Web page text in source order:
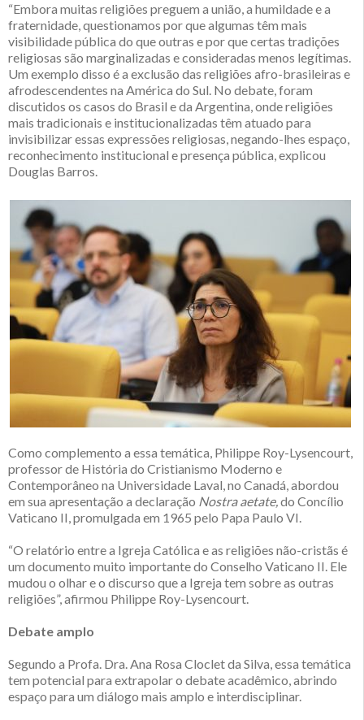
“Embora muitas religiões preguem a união, a humildade e a
fraternidade, questionamos por que algumas têm mais
visibilidade pública do que outras e por que certas tradições
religiosas são marginalizadas e consideradas menos legítimas.
Um exemplo disso é a exclusão das religiões afro-brasileiras e
afrodescendentes na América do Sul. No debate, foram
discutidos os casos do Brasil e da Argentina, onde religiões
mais tradicionais e institucionalizadas têm atuado para
invisibilizar essas expressões religiosas, negando-lhes espaço,
reconhecimento institucional e presença pública, explicou
Douglas Barros.
Como complemento a essa temática, Philippe Roy-Lysencourt,
professor de História do Cristianismo Moderno e
Contemporâneo na Universidade Laval, no Canadá, abordou
em sua apresentação a declaração Nostra aetate,do Concílio
Vaticano II, promulgada em 1965 pelo Papa Paulo VI.
“O relatório entre a Igreja Católica e as religiões não-cristãs é
um documento muito importante do Conselho Vaticano II. Ele
mudou o olhar e o discurso que a Igreja tem sobre as outras
religiões”, afirmou Philippe Roy-Lysencourt.
Debate amplo
Segundo a Profa. Dra. Ana Rosa Cloclet da Silva, essa temática
tem potencial para extrapolar o debate acadêmico, abrindo
espaço para um diálogo mais amplo e interdisciplinar.